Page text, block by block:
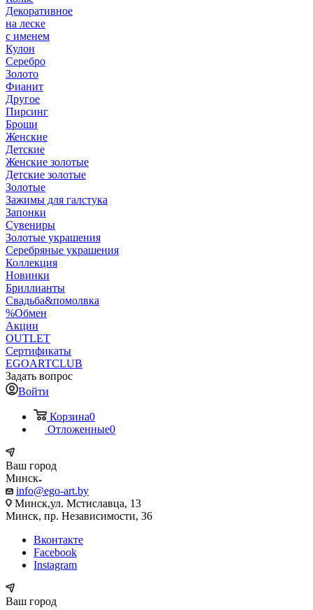
Декоративное
на леске
с именем
Кулон
Серебро
Золото
Фианит
Другое
Пирсинг
Броши
Женские
Детские
Женские золотые
Детские золотые
Золотые
Зажимы для галстука
Запонки
Сувениры
Золотые украшения
Серебряные украшения
Коллекция
Новинки
Бриллианты
Свадьба&помолвка
%Обмен
Акции
OUTLET
Сертификаты
EGOARTCLUB
Задать вопрос
Войти
Корзина0
Отложенные0
Ваш город
Минск
info@ego-art.by
Минск,ул. Мстиславца, 13
Минск, пр. Независимости, 36
Вконтакте
Facebook
Instagram
Ваш город